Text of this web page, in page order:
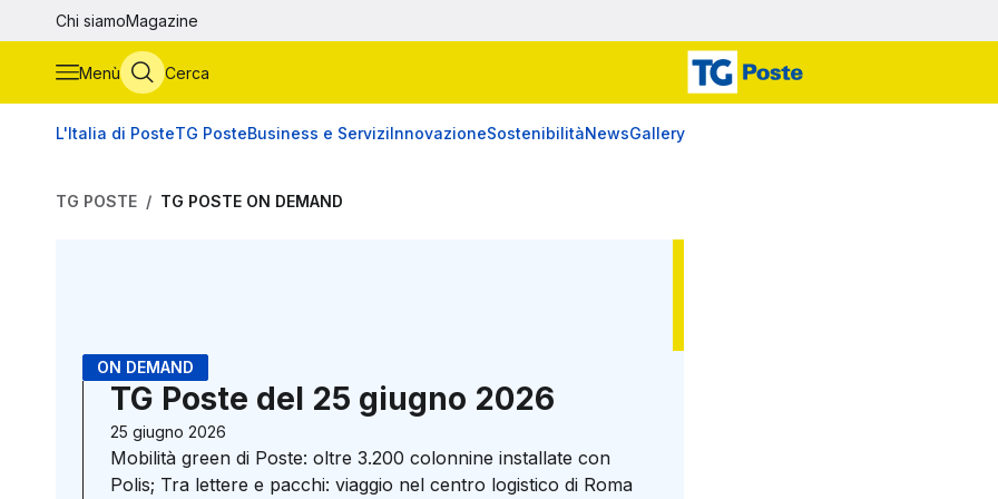
Vai al contenuto principale
Chi siamoMagazine
Menù Cerca
L'Italia di PosteTG PosteBusiness e ServiziInnovazioneSostenibilitàNewsGallery
TG POSTE TG POSTE ON DEMAND
ON DEMAND
TG Poste del 25 giugno 2026
25 giugno 2026
Mobilità green di Poste: oltre 3.200 colonnine installate con
Polis; Tra lettere e pacchi: viaggio nel centro logistico di Roma